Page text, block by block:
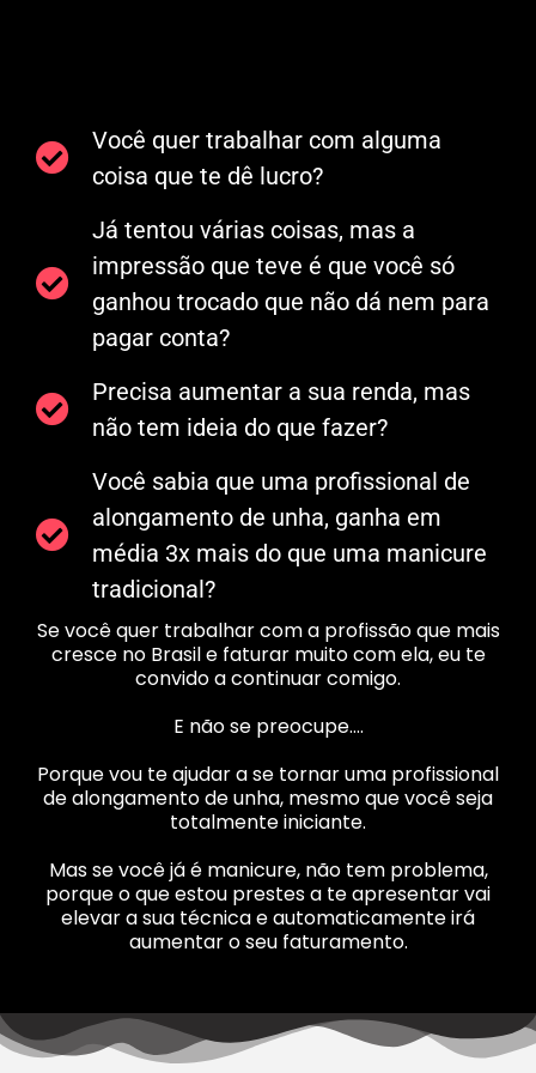
Você quer trabalhar com alguma
coisa que te dê lucro?
Já tentou várias coisas, mas a
impressão que teve é que você só
ganhou trocado que não dá nem para
pagar conta?
Precisa aumentar a sua renda, mas
não tem ideia do que fazer?
Você sabia que uma profissional de
alongamento de unha, ganha em
média 3x mais do que uma manicure
tradicional?
Se você quer trabalhar com a profissão que mais
cresce no Brasil e faturar muito com ela, eu te
convido a continuar comigo.
E não se preocupe….
Porque vou te ajudar a se tornar uma profissional
de alongamento de unha, mesmo que você seja
totalmente iniciante.
Mas se você já é manicure, não tem problema,
porque o que estou prestes a te apresentar vai
elevar a sua técnica e automaticamente irá
aumentar o seu faturamento.